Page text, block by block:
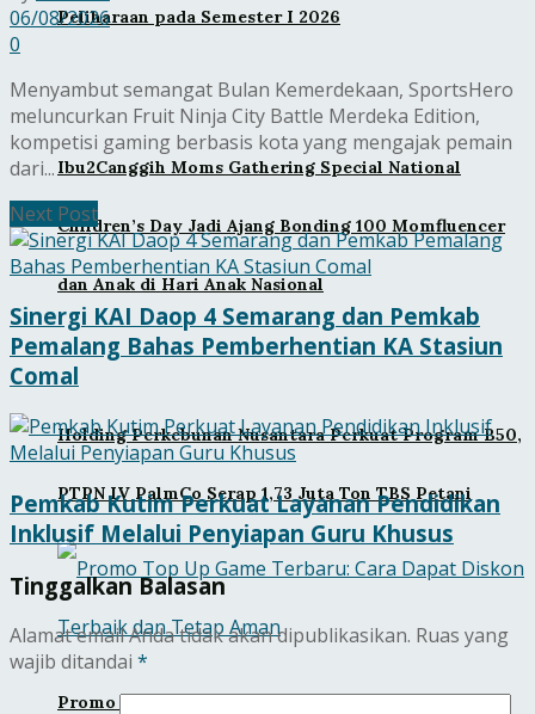
Peliharaan pada Semester I 2026
Ibu2Canggih Moms Gathering Special National
Children’s Day Jadi Ajang Bonding 100 Momfluencer
dan Anak di Hari Anak Nasional
Holding Perkebunan Nusantara Perkuat Program B50,
PTPN IV PalmCo Serap 1,73 Juta Ton TBS Petani
Promo Top Up Game Terbaru: Cara Dapat Diskon
06/08/2026
0
Menyambut semangat Bulan Kemerdekaan, SportsHero
meluncurkan Fruit Ninja City Battle Merdeka Edition,
kompetisi gaming berbasis kota yang mengajak pemain
dari...
Next Post
Sinergi KAI Daop 4 Semarang dan Pemkab
Pemalang Bahas Pemberhentian KA Stasiun
Comal
Pemkab Kutim Perkuat Layanan Pendidikan
Inklusif Melalui Penyiapan Guru Khusus
Tinggalkan Balasan
Alamat email Anda tidak akan dipublikasikan. Ruas yang
wajib ditandai *